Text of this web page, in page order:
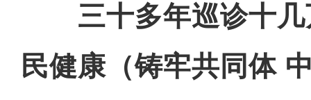
三十多年巡诊十
民健康（铸牢共同体